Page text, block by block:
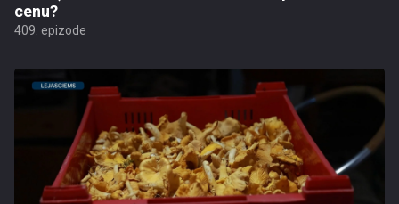
cenu?
409. epizode